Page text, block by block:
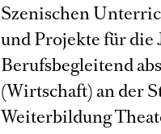
Szenischen
und Projekte für die
Berufsbegleitend
(Wirtschaft) an der
Weiterbildung